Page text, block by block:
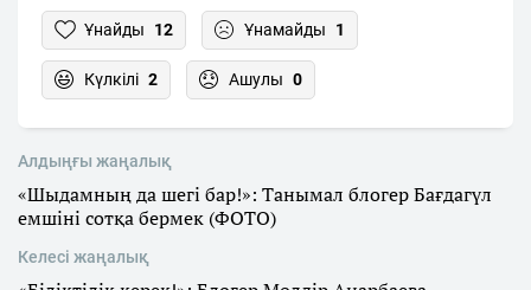
Ұнайды 12 Ұнамайды 1
Күлкілі 2 Ашулы 0
Алдыңғы жаңалық
«Шыдамның да шегі бар!»: Танымал блогер Бағдагүл
емшіні сотқа бермек (ФОТО)
Келесі жаңалық